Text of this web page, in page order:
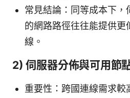
常見結論：同等成本下，
的網路路徑往往能提供更
線。
2) 伺服器分佈與可用節
重要性：跨國連線需求較